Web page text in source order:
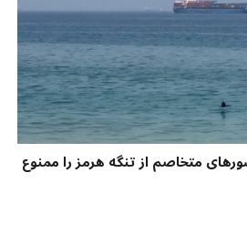
متخاصم از تنگه هرمز را ممنوع